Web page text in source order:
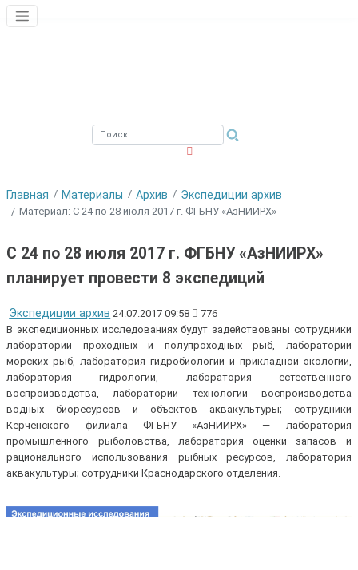
Главная Материалы Архив Экспедиции архив
Материал: С 24 по 28 июля 2017 г. ФГБНУ «АзНИИРХ»
С 24 по 28 июля 2017 г. ФГБНУ «АзНИИРХ»
планирует провести 8 экспедиций
Экспедиции архив 24.07.2017 09:58
776
В экспедиционных исследованиях будут задействованы сотрудники
лаборатории проходных и полупроходных рыб, лаборатории
морских рыб, лаборатория гидробиологии и прикладной экологии,
лаборатория гидрологии, лаборатория естественного
воспроизводства, лаборатории технологий воспроизводства
водных биоресурсов и объектов аквакультуры; сотрудники
Керченского филиала ФГБНУ «АзНИИРХ» — лаборатория
промышленного рыболовства, лаборатория оценки запасов и
рационального использования рыбных ресурсов, лаборатория
аквакультуры; сотрудники Краснодарского отделения.